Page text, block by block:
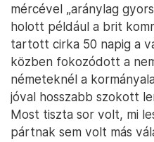
mércével „aránylag
holott például a brit
tartott cirka 50 napig a
közben fokozódott a
németeknél a
jóval hosszabb szokott
Most tiszta sor volt, mi
pártnak sem volt más